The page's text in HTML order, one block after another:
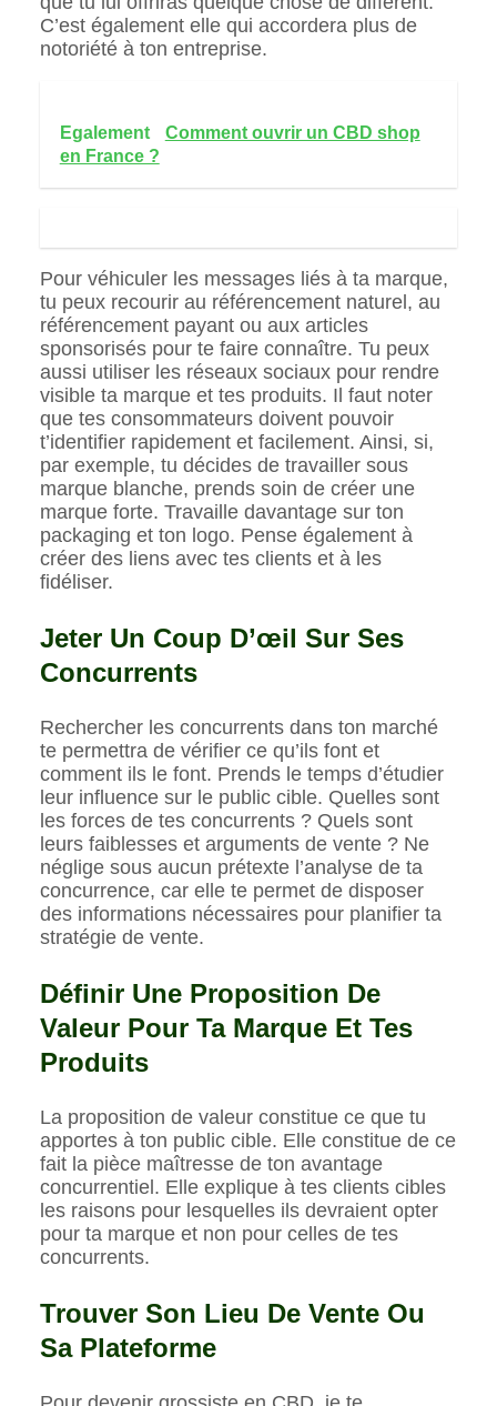
C’est également elle qui accordera plus de
notoriété à ton entreprise.
Egalement
Comment ouvrir un CBD shop
en France ?
Pour véhiculer les messages liés à ta marque,
tu peux recourir au référencement naturel, au
référencement payant ou aux articles
sponsorisés pour te faire connaître. Tu peux
aussi utiliser les réseaux sociaux pour rendre
visible ta marque et tes produits. Il faut noter
que tes consommateurs doivent pouvoir
t’identifier rapidement et facilement. Ainsi, si,
par exemple, tu décides de travailler sous
marque blanche, prends soin de créer une
marque forte. Travaille davantage sur ton
packaging et ton logo. Pense également à
créer des liens avec tes clients et à les
fidéliser.
Jeter Un Coup D’œil Sur Ses
Concurrents
Rechercher les concurrents dans ton marché
te permettra de vérifier ce qu’ils font et
comment ils le font. Prends le temps d’étudier
leur influence sur le public cible. Quelles sont
les forces de tes concurrents ? Quels sont
leurs faiblesses et arguments de vente ? Ne
néglige sous aucun prétexte l’analyse de ta
concurrence, car elle te permet de disposer
des informations nécessaires pour planifier ta
stratégie de vente.
Définir Une Proposition De
Valeur Pour Ta Marque Et Tes
Produits
La proposition de valeur constitue ce que tu
apportes à ton public cible. Elle constitue de ce
fait la pièce maîtresse de ton avantage
concurrentiel. Elle explique à tes clients cibles
les raisons pour lesquelles ils devraient opter
pour ta marque et non pour celles de tes
concurrents.
Trouver Son Lieu De Vente Ou
Sa Plateforme